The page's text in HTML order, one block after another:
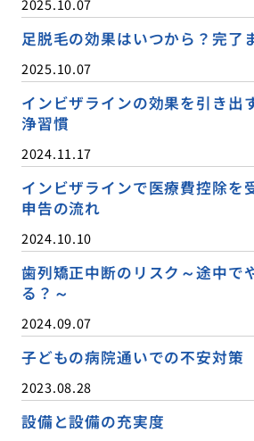
2025.10.07
足脱毛の効果はいつから？完了
2025.10.07
インビザラインの効果を引き出
浄習慣
2024.11.17
インビザラインで医療費控除を
申告の流れ
2024.10.10
歯列矯正中断のリスク～途中で
る？～
2024.09.07
子どもの病院通いでの不安対策
2023.08.28
設備と設備の充実度